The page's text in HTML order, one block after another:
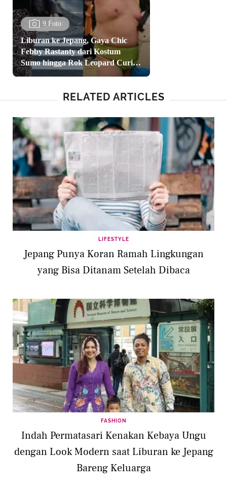
9 Foto
Liburan ke Jepang, Gaya Chic
Febby Rastanty dari Kostum
Sumo hingga Rok Leopard Curi
Perhatian
RELATED ARTICLES
LIFESTYLE
Jepang Punya Koran Ramah Lingkungan
yang Bisa Ditanam Setelah Dibaca
FASHION
Indah Permatasari Kenakan Kebaya Ungu
dengan Look Modern saat Liburan ke Jepang
Bareng Keluarga